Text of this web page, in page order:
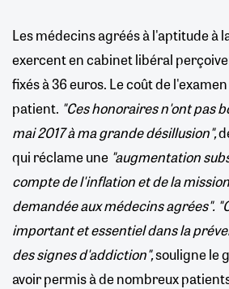
Les médecins agréés à l'aptitude à
exercent en cabinet libéral
fixés à 36 euros. Le coût de
patient. "Ces honoraires n'ont pas
mai 2017 à ma grande désillusion",
qui réclame une "augmentation
compte de l'inflation et de la
demandée aux médecins agrées".
important et essentiel dans la
des signes d'addiction",souligne le
avoir permis à de nombreux